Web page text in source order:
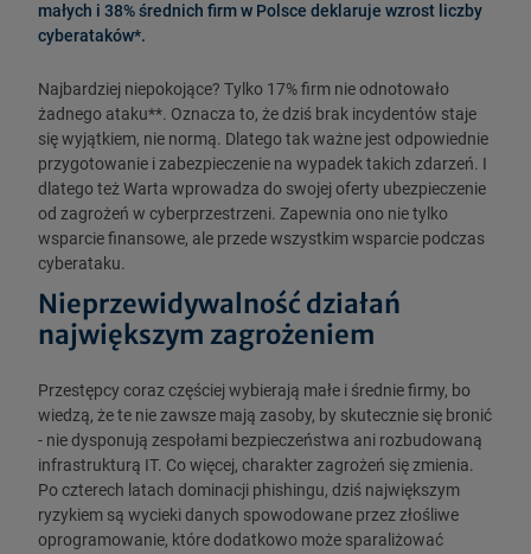
małych i 38% średnich firm w Polsce deklaruje wzrost liczby
cyberataków*.
Najbardziej niepokojące? Tylko 17% firm nie odnotowało
żadnego ataku**. Oznacza to, że dziś brak incydentów staje
się wyjątkiem, nie normą. Dlatego tak ważne jest odpowiednie
przygotowanie i zabezpieczenie na wypadek takich zdarzeń. I
dlatego też Warta wprowadza do swojej oferty ubezpieczenie
od zagrożeń w cyberprzestrzeni. Zapewnia ono nie tylko
wsparcie finansowe, ale przede wszystkim wsparcie podczas
cyberataku.
Nieprzewidywalność działań
największym zagrożeniem
Przestępcy coraz częściej wybierają małe i średnie firmy, bo
wiedzą, że te nie zawsze mają zasoby, by skutecznie się bronić
- nie dysponują zespołami bezpieczeństwa ani rozbudowaną
infrastrukturą IT. Co więcej, charakter zagrożeń się zmienia.
Po czterech latach dominacji phishingu, dziś największym
ryzykiem są wycieki danych spowodowane przez złośliwe
oprogramowanie, które dodatkowo może sparaliżować